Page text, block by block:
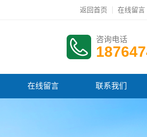
返回首页 在线留言
咨询电话
在线留言 联系我们